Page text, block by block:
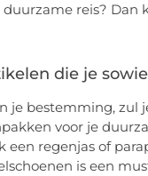
reis? Dan
die je
je bestemming,
voor je
een regenjas of
is een